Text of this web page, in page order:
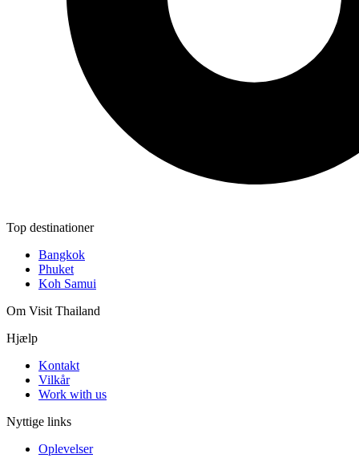
Top destinationer
Bangkok
Phuket
Koh Samui
Om Visit Thailand
Hjælp
Kontakt
Vilkår
Work with us
Nyttige links
Oplevelser